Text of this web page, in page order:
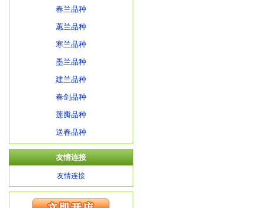
春兰品种
蕙兰品种
寒兰品种
墨兰品种
建兰品种
春剑品种
莲瓣品种
送春品种
友情连接
友情连接